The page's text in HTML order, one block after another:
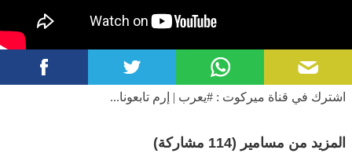
اشترك في قناة ميركوت : #يعرب | إرم تابعونا...
المزيد من مسامير (114 مشاركة)